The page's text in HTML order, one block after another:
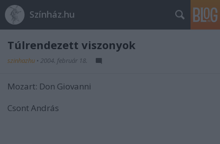
Színház.hu
Túlrendezett viszonyok
szinhazhu • 2004. február 18.
Mozart: Don Giovanni
Csont András